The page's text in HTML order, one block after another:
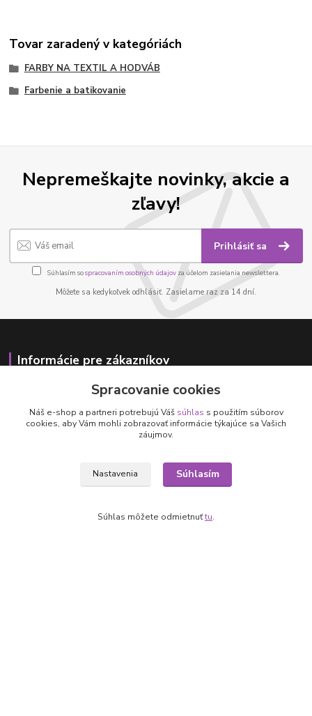
Tovar zaradený v kategóriách
FARBY NA TEXTIL A HODVÁB
Farbenie a batikovanie
Nepremeškajte novinky, akcie a
zľavy!
Prihlásiť sa
Súhlasím sospracovaním osobných údajov za účelom zasielania newslettera.
Môžete sa kedykoľvek odhlásiť. Zasielame raz za 14 dní.
Informácie pre zákazníkov
Obchodné podmienky
Spracovanie cookies
Náš e-shop a partneri potrebujú Váš súhlas s použitím súborov
cookies, aby Vám mohli zobrazovať informácie týkajúce sa Vašich
záujmov.
Nastavenia Súhlasím
Súhlas môžete odmietnuťtu.